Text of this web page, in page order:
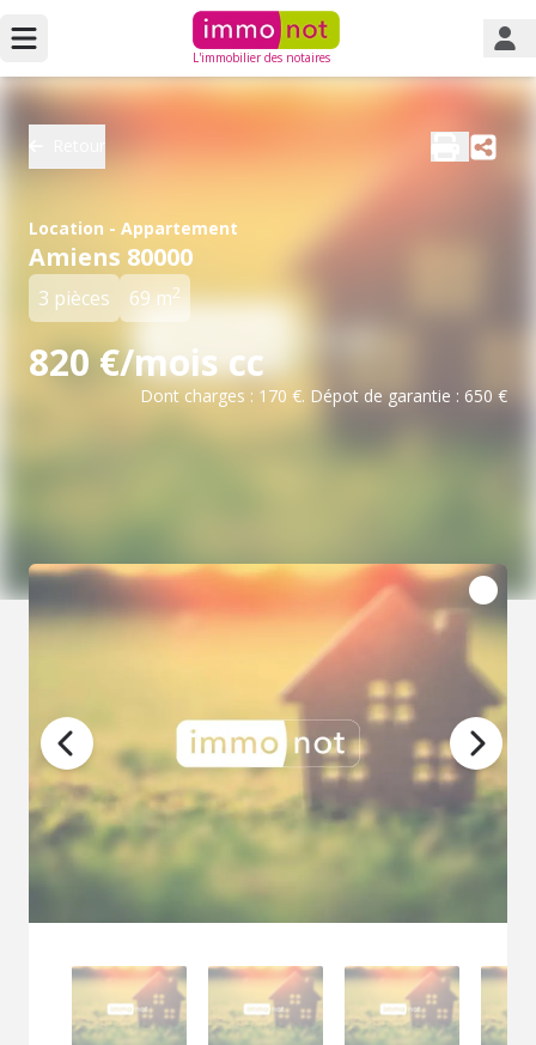
L'immobilier des notaires
Location - Appartement
Amiens 80000
3 pièces 69 m2
820 €/mois cc
Dont charges : 170 €. Dépot de garantie : 650 €